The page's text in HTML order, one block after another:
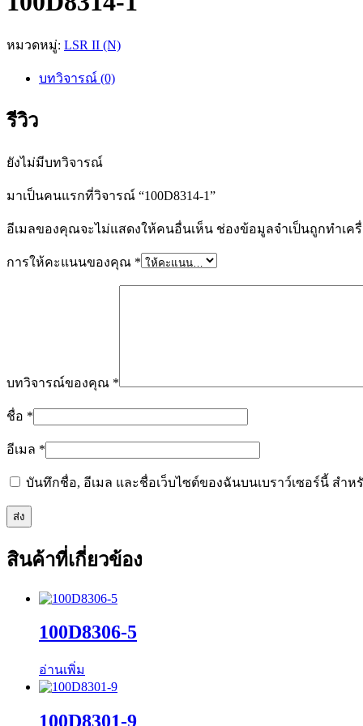
หมวดหมู่: LSR II (N)
บทวิจารณ์ (0)
รีวิว
ยังไม่มีบทวิจารณ์
มาเป็นคนแรกที่วิจารณ์ “100D8314-1”
อีเมลของคุณจะไม่แสดงให้คนอื่นเห็น ช่องข้อมูลจำเป็นถูกทำเค
การให้คะแนนของคุณ *
บทวิจารณ์ของคุณ *
ชื่อ *
อีเมล *
บันทึกชื่อ, อีเมล และชื่อเว็บไซต์ของฉันบนเบราว์เซอร์นี้ สำห
สินค้าที่เกี่ยวข้อง
100D8306-5
อ่านเพิ่ม
100D8301-9